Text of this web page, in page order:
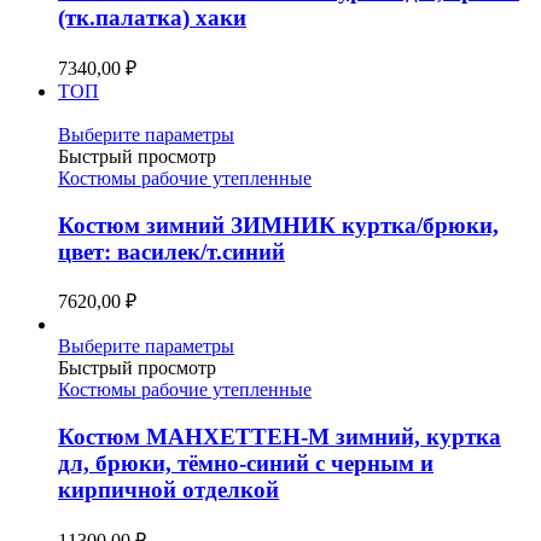
можно
(тк.палатка) хаки
7340,00 ₽
ТОП
Выберите параметрыЭтот
имеет
вариаций.
Опции
можно
товара.
Быстрый просмотр
Костюмы рабочие утепленные
Костюм зимний ЗИМНИК куртка/брюки,
цвет: василек/т.синий
7620,00 ₽
Выберите параметрыЭтот
имеет
вариаций.
можно
выбрать
Быстрый просмотр
Костюмы рабочие утепленные
Костюм МАНХЕТТЕН-М зимний, куртка
дл, брюки, тёмно-синий с черным и
кирпичной отделкой